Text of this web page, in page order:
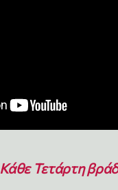
Κάθε Τετάρτη